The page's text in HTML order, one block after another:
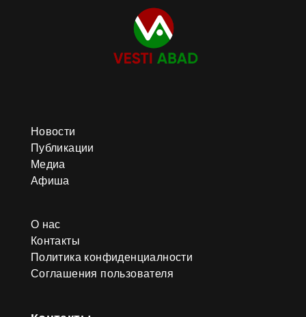
Новости
Публикации
Медиа
Афиша
О нас
Контакты
Политика конфиденциалности
Соглашения пользователя